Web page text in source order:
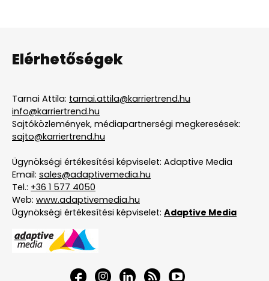
Elérhetőségek
Tarnai Attila: tarnai.attila@karriertrend.hu
info@karriertrend.hu
Sajtóközlemények, médiapartnerségi megkeresések:
sajto@karriertrend.hu
Ügynökségi értékesítési képviselet: Adaptive Media
Email: sales@adaptivemedia.hu
Tel.: +36 1 577 4050
Web: www.adaptivemedia.hu
Ügynökségi értékesítési képviselet: Adaptive Media